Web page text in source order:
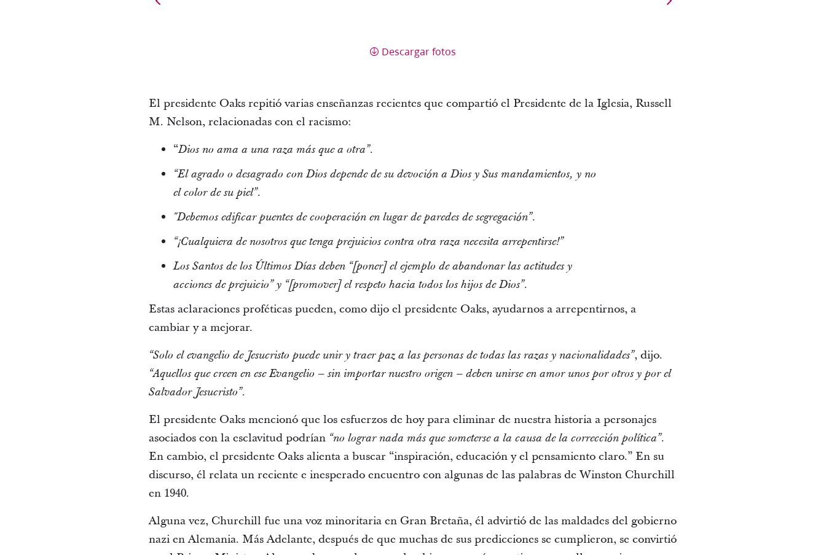
Descargar fotos
El presidente Oaks repitió varias enseñanzas recientes que compartió el Presidente de la Iglesia, Russell
M. Nelson, relacionadas con el racismo:
“Dios no ama a una raza más que a otra”.
“El agrado o desagrado con Dios depende de su devoción a Dios y Sus mandamientos, y no
el color de su piel”.
"Debemos edificar puentes de cooperación en lugar de paredes de segregación”.
“¡Cualquiera de nosotros que tenga prejuicios contra otra raza necesita arrepentirse!”
Los Santos de los Últimos Días deben “[poner] el ejemplo de abandonar las actitudes y
acciones de prejuicio” y “[promover] el respeto hacia todos los hijos de Dios”.
Estas aclaraciones proféticas pueden, como dijo el presidente Oaks, ayudarnos a arrepentirnos, a
cambiar y a mejorar.
“Solo el evangelio de Jesucristo puede unir y traer paz a las personas de todas las razas y nacionalidades”, dijo.
“Aquellos que creen en ese Evangelio – sin importar nuestro origen – deben unirse en amor unos por otros y por el
Salvador Jesucristo”.
El presidente Oaks mencionó que los esfuerzos de hoy para eliminar de nuestra historia a personajes
asociados con la esclavitud podrían “no lograr nada más que someterse a la causa de la corrección política”.
En cambio, el presidente Oaks alienta a buscar “inspiración, educación y el pensamiento claro.” En su
discurso, él relata un reciente e inesperado encuentro con algunas de las palabras de Winston Churchill
en 1940.
Alguna vez, Churchill fue una voz minoritaria en Gran Bretaña, él advirtió de las maldades del gobierno
nazi en Alemania. Más Adelante, después de que muchas de sus predicciones se cumplieron, se convirtió